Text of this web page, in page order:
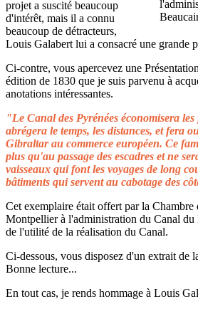
projet a suscité beaucoup
d'intérêt, mais il a connu
beaucoup de détracteurs,
Louis Galabert lui a consacré une grande
Ci-contre, vous apercevez une
édition de 1830 que je suis parvenu à
anotations intéressantes.
"Le Canal des Pyrénées économisera
abrégera le temps, les distances, et fera
Gibraltar au commerce européen. Ce
plus qu'au passage des escadres et ne
vaisseaux qui font les voyages de long
bâtiments qui servent au cabotage des
Cet exemplaire était offert par la Chambre
Montpellier à l'administration du Canal
de l'utilité de la réalisation du Canal.
Ci-dessous, vous disposez d'un extrait de
Bonne lecture...
En tout cas, je rends hommage à Louis